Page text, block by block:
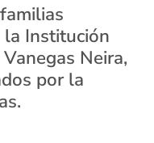
Institución
Neira,
por la